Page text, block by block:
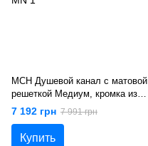
MCH Душевой канал с матовой
решеткой Медиум, кромка из
нержавеющей стали,
вертикальный выпуск, DN40,
650 мм. CH 650/S40 MN 1
7 192 грн 7 991 грн
Купить